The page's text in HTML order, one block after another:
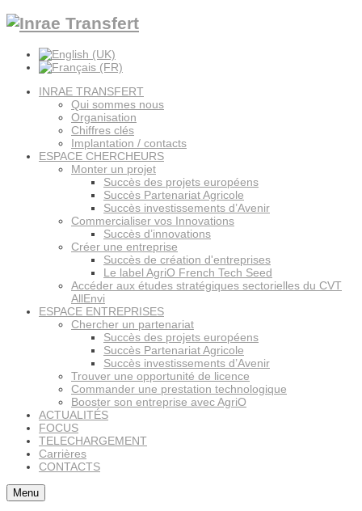
INRAE TRANSFERT
Qui sommes nous
Organisation
Chiffres clés
Implantation / contacts
ESPACE CHERCHEURS
Monter un projet
Succès des projets européens
Succès Partenariat Agricole
Succès investissements d’Avenir
Commercialiser vos Innovations
Succès d’innovations
Créer une entreprise
Succès de création d'entreprises
Le label AgriO French Tech Seed
Accéder aux études stratégiques sectorielles du CVT
AllEnvi
ESPACE ENTREPRISES
Chercher un partenariat
Succès des projets européens
Succès Partenariat Agricole
Succès investissements d’Avenir
Trouver une opportunité de licence
Commander une prestation technologique
Booster son entreprise avec AgriO
ACTUALITÉS
FOCUS
TELECHARGEMENT
Carrières
CONTACTS
Menu